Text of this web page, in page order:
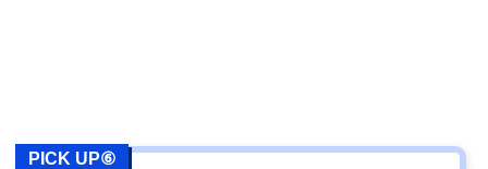
PICK UP⑥